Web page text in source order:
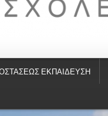
ΕΚΠΑΊΔΕΥΣΗ